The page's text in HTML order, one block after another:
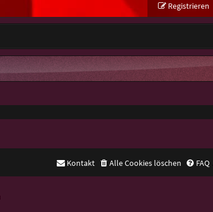
Registrieren
FAQ
Alle Cookies löschen
Kontakt